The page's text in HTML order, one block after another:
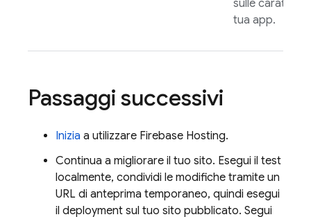
sulle
tua app.
Passaggi successivi
Inizia a utilizzare Firebase Hosting.
Continua a migliorare il tuo sito. Esegui il test
localmente, condividi le modifiche tramite un
URL di anteprima temporaneo, quindi esegui
il deployment sul tuo sito pubblicato. Segui